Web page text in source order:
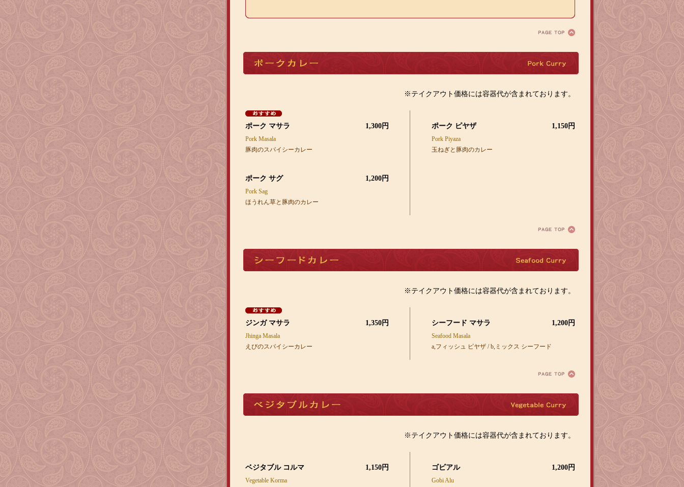
ー
ク
レ
※テイクアウト価格には容器代が含まれております。
ポーク マサラ 1,300円
Pork Masala
豚肉のスパイシーカレー
ポーク ピヤザ 1,150円
Pork Piyaza
玉ねぎと豚肉のカレー
ポーク サグ 1,200円
Pork Sag
ほうれん草と豚肉のカレー
ー
ド
レ
※テイクアウト価格には容器代が含まれております。
ジンガ マサラ 1,350円
Jhinga Masala
えびのスパイシーカレー
シーフード マサラ 1,200円
Seafood Masala
a,フィッシュ ピヤザ / b,ミックス シーフード
ブ
ル
レ
※テイクアウト価格には容器代が含まれております。
ベジタブル コルマ 1,150円
Vegetable Korma
ゴビアル 1,200円
Gobi Alu